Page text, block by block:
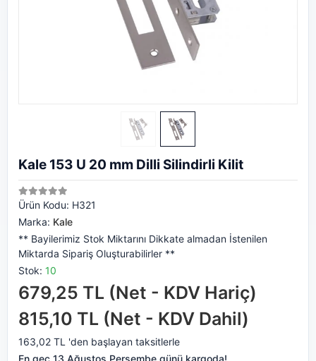
Kale 153 U 20 mm Dilli Silindirli Kilit
Ürün Kodu: H321
Marka: Kale
** Bayilerimiz Stok Miktarını Dikkate almadan İstenilen
Miktarda Sipariş Oluşturabilirler **
Stok: 10
679,25 TL (Net - KDV Hariç)
815,10 TL (Net - KDV Dahil)
163,02 TL 'den başlayan taksitlerle
En geç 13 Ağustos Perşembe günü kargoda!